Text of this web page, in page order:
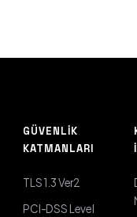
GÜVENLIK
KATMANLARI
TLS 1.3 Ver2
PCI-DSS Level